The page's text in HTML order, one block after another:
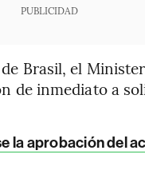
PUBLICIDAD
Brasil, el
de inmediato a
la aprobación del